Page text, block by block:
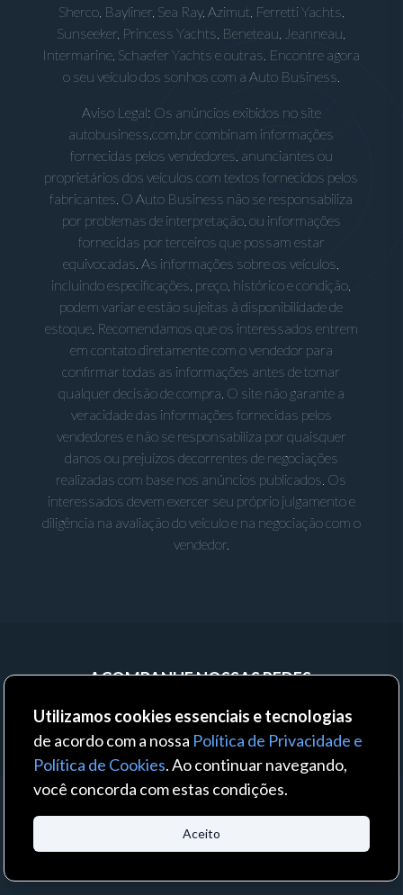
Sherco, Bayliner, Sea Ray, Azimut, Ferretti Yachts,
Sunseeker, Princess Yachts, Beneteau, Jeanneau,
Intermarine, Schaefer Yachts e outras. Encontre agora
o seu veículo dos sonhos com a Auto Business.
Aviso Legal: Os anúncios exibidos no site
autobusiness.com.br combinam informações
fornecidas pelos vendedores, anunciantes ou
proprietários dos veículos com textos fornecidos pelos
fabricantes. O Auto Business não se responsabiliza
por problemas de interpretação, ou informações
fornecidas por terceiros que possam estar
equivocadas. As informações sobre os veículos,
incluindo especificações, preço, histórico e condição,
podem variar e estão sujeitas à disponibilidade de
estoque. Recomendamos que os interessados entrem
em contato diretamente com o vendedor para
confirmar todas as informações antes de tomar
qualquer decisão de compra. O site não garante a
veracidade das informações fornecidas pelos
vendedores e não se responsabiliza por quaisquer
danos ou prejuízos decorrentes de negociações
realizadas com base nos anúncios publicados. Os
interessados devem exercer seu próprio julgamento e
diligência na avaliação do veículo e na negociação com o
vendedor.
ACOMPANHE NOSSAS REDES:
Utilizamos cookies essenciais e tecnologias
de acordo com a nossa Política de Privacidade e
Política de Cookies. Ao continuar navegando,
você concorda com estas condições.
Aceito